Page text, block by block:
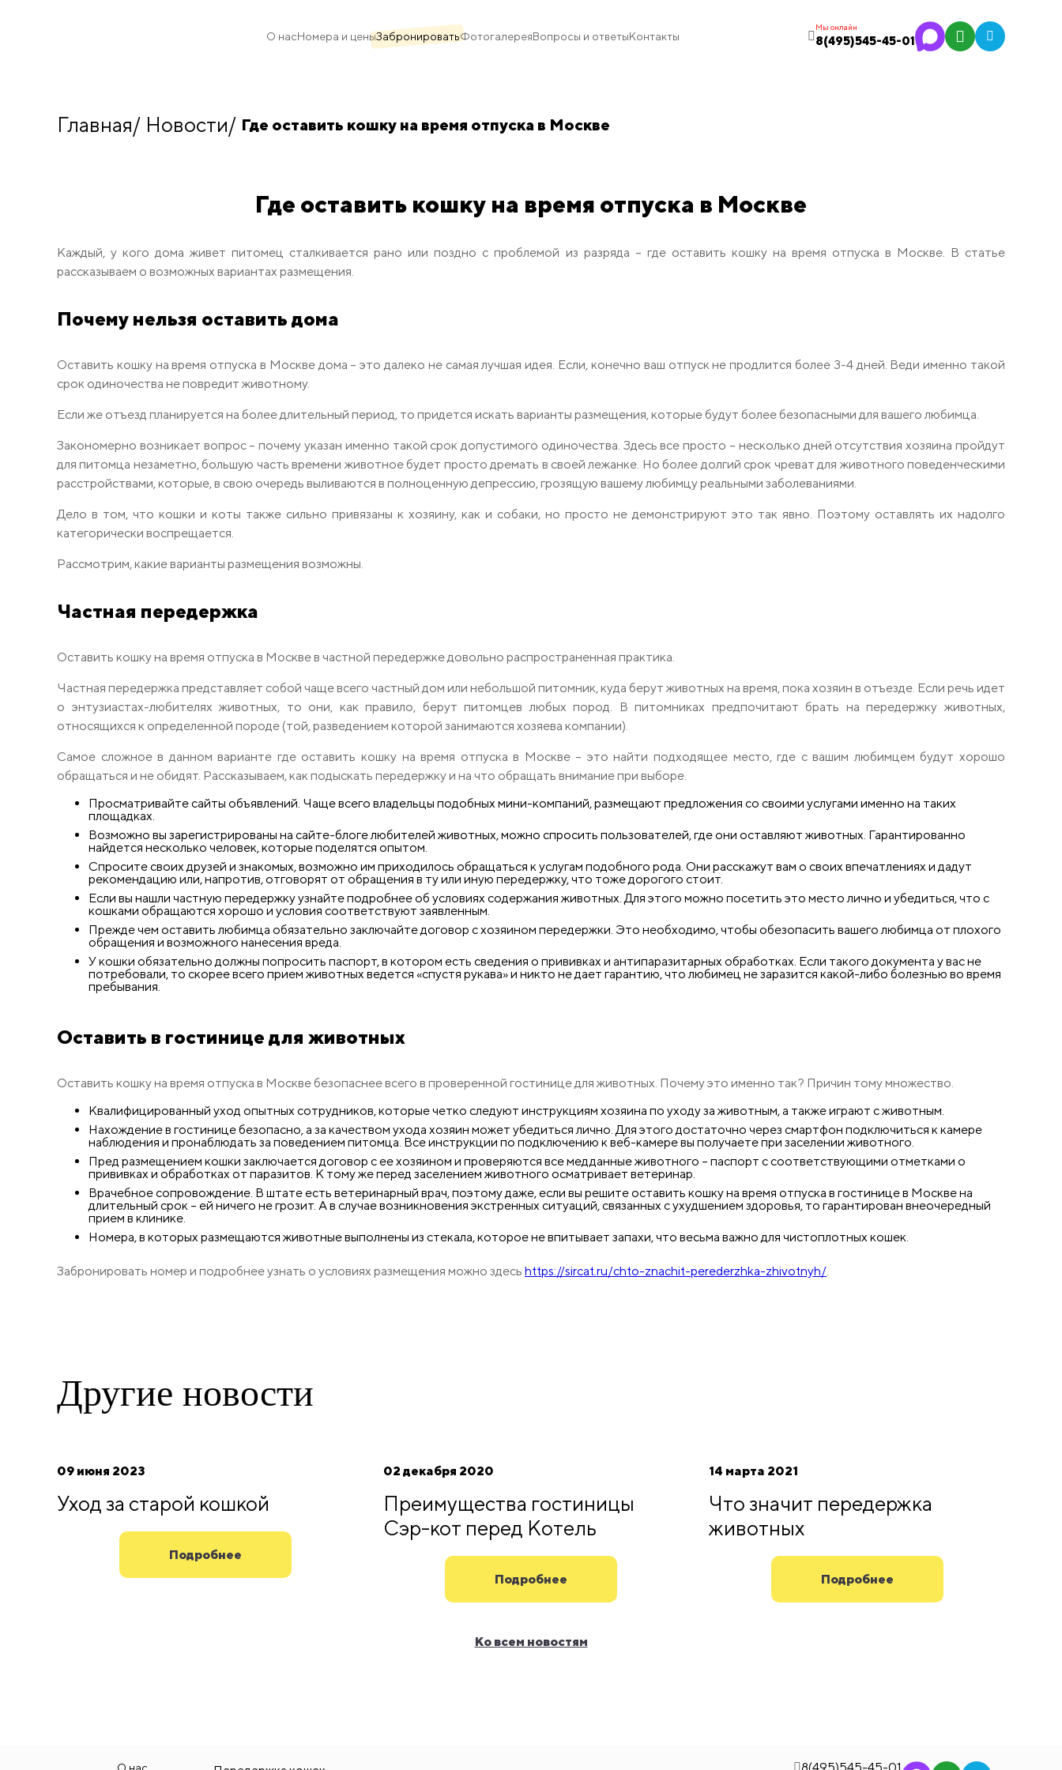
О насНомера и ценыЗабронироватьФотогалереяВопросы и ответыКонтакты
Мы онлайн
8(495)545-45-01
Главная Новости Где оставить кошку на время отпуска в Москве
Где оставить кошку на время отпуска в Москве
Каждый, у кого дома живет питомец сталкивается рано или поздно с проблемой из разряда – где оставить кошку на время отпуска в Москве. В статье
рассказываем о возможных вариантах размещения.
Почему нельзя оставить дома
Оставить кошку на время отпуска в Москве дома – это далеко не самая лучшая идея. Если, конечно ваш отпуск не продлится более 3-4 дней. Веди именно такой
срок одиночества не повредит животному.
Если же отъезд планируется на более длительный период, то придется искать варианты размещения, которые будут более безопасными для вашего любимца.
Закономерно возникает вопрос – почему указан именно такой срок допустимого одиночества. Здесь все просто – несколько дней отсутствия хозяина пройдут
для питомца незаметно, большую часть времени животное будет просто дремать в своей лежанке. Но более долгий срок чреват для животного поведенческими
расстройствами, которые, в свою очередь выливаются в полноценную депрессию, грозящую вашему любимцу реальными заболеваниями.
Дело в том, что кошки и коты также сильно привязаны к хозяину, как и собаки, но просто не демонстрируют это так явно. Поэтому оставлять их надолго
категорически воспрещается.
Рассмотрим, какие варианты размещения возможны.
Частная передержка
Оставить кошку на время отпуска в Москве в частной передержке довольно распространенная практика.
Частная передержка представляет собой чаще всего частный дом или небольшой питомник, куда берут животных на время, пока хозяин в отъезде. Если речь идет
о энтузиастах-любителях животных, то они, как правило, берут питомцев любых пород. В питомниках предпочитают брать на передержку животных,
относящихся к определенной породе (той, разведением которой занимаются хозяева компании).
Самое сложное в данном варианте где оставить кошку на время отпуска в Москве – это найти подходящее место, где с вашим любимцем будут хорошо
обращаться и не обидят. Рассказываем, как подыскать передержку и на что обращать внимание при выборе.
Просматривайте сайты объявлений. Чаще всего владельцы подобных мини-компаний, размещают предложения со своими услугами именно на таких
площадках.
Возможно вы зарегистрированы на сайте-блоге любителей животных, можно спросить пользователей, где они оставляют животных. Гарантированно
найдется несколько человек, которые поделятся опытом.
Спросите своих друзей и знакомых, возможно им приходилось обращаться к услугам подобного рода. Они расскажут вам о своих впечатлениях и дадут
рекомендацию или, напротив, отговорят от обращения в ту или иную передержку, что тоже дорогого стоит.
Если вы нашли частную передержку узнайте подробнее об условиях содержания животных. Для этого можно посетить это место лично и убедиться, что с
кошками обращаются хорошо и условия соответствуют заявленным.
Прежде чем оставить любимца обязательно заключайте договор с хозяином передержки. Это необходимо, чтобы обезопасить вашего любимца от плохого
обращения и возможного нанесения вреда.
У кошки обязательно должны попросить паспорт, в котором есть сведения о прививках и антипаразитарных обработках. Если такого документа у вас не
потребовали, то скорее всего прием животных ведется «спустя рукава» и никто не дает гарантию, что любимец не заразится какой-либо болезнью во время
пребывания.
Оставить в гостинице для животных
Оставить кошку на время отпуска в Москве безопаснее всего в проверенной гостинице для животных. Почему это именно так? Причин тому множество.
Квалифицированный уход опытных сотрудников, которые четко следуют инструкциям хозяина по уходу за животным, а также играют с животным.
Нахождение в гостинице безопасно, а за качеством ухода хозяин может убедиться лично. Для этого достаточно через смартфон подключиться к камере
наблюдения и пронаблюдать за поведением питомца. Все инструкции по подключению к веб-камере вы получаете при заселении животного.
Пред размещением кошки заключается договор с ее хозяином и проверяются все медданные животного – паспорт с соответствующими отметками о
прививках и обработках от паразитов. К тому же перед заселением животного осматривает ветеринар.
Врачебное сопровождение. В штате есть ветеринарный врач, поэтому даже, если вы решите оставить кошку на время отпуска в гостинице в Москве на
длительный срок – ей ничего не грозит. А в случае возникновения экстренных ситуаций, связанных с ухудшением здоровья, то гарантирован внеочередный
прием в клинике.
Номера, в которых размещаются животные выполнены из стекала, которое не впитывает запахи, что весьма важно для чистоплотных кошек.
Забронировать номер и подробнее узнать о условиях размещения можно здесь https://sircat.ru/chto-znachit-perederzhka-zhivotnyh/.
Другие новости
09 июня 2023
Уход за старой кошкой
Подробнее
02 декабря 2020
Преимущества гостиницы
Сэр-кот перед Котель
Подробнее
14 марта 2021
Что значит передержка
животных
Подробнее
Ко всем новостям